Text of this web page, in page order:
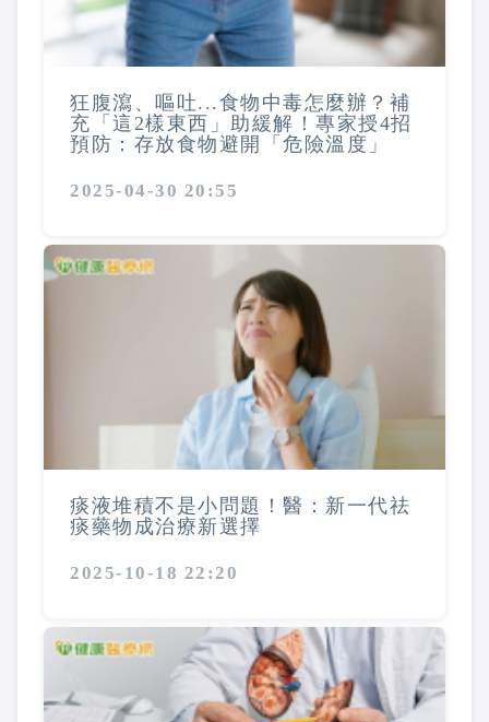
狂腹瀉、嘔吐...食物中毒怎麼辦？補
充「這2樣東西」助緩解！專家授4招
預防：存放食物避開「危險溫度」
2025-04-30 20:55
痰液堆積不是小問題！醫：新一代祛
痰藥物成治療新選擇
2025-10-18 22:20